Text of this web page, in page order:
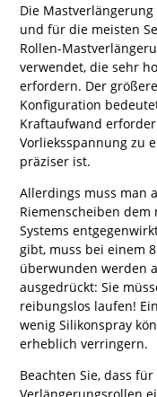
Die
und für die meisten
Rollen-
verwendet, die sehr
erfordern. Der
Konfiguration
Kraftaufwand
Vorlieksspannung zu
präziser ist.
Allerdings muss man
Riemenscheiben dem
Systems
gibt, muss bei einem
überwunden werden
ausgedrückt: Sie
reibungslos laufen!
wenig Silikonspray
erheblich verringern.
Beachten Sie, dass